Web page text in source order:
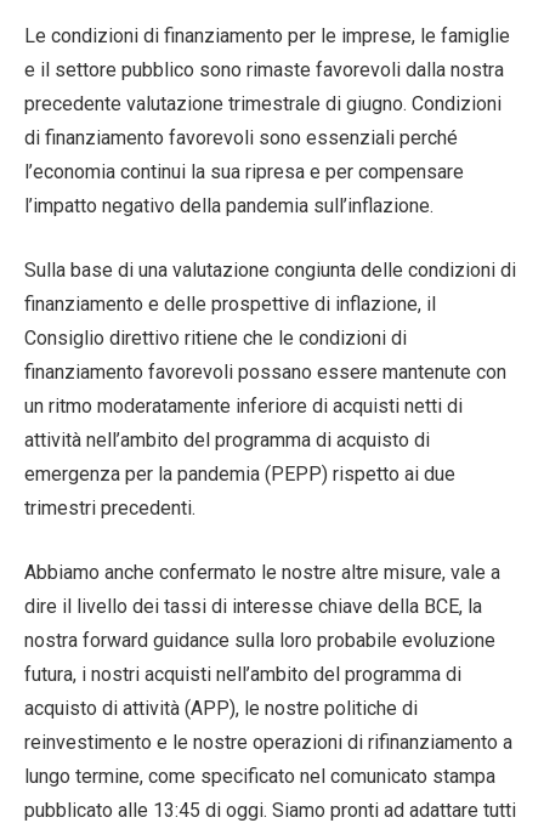
Le condizioni di finanziamento per le imprese, le famiglie
e il settore pubblico sono rimaste favorevoli dalla nostra
precedente valutazione trimestrale di giugno. Condizioni
di finanziamento favorevoli sono essenziali perché
l’economia continui la sua ripresa e per compensare
l’impatto negativo della pandemia sull’inflazione.
Sulla base di una valutazione congiunta delle condizioni di
finanziamento e delle prospettive di inflazione, il
Consiglio direttivo ritiene che le condizioni di
finanziamento favorevoli possano essere mantenute con
un ritmo moderatamente inferiore di acquisti netti di
attività nell’ambito del programma di acquisto di
emergenza per la pandemia (PEPP) rispetto ai due
trimestri precedenti.
Abbiamo anche confermato le nostre altre misure, vale a
dire il livello dei tassi di interesse chiave della BCE, la
nostra forward guidance sulla loro probabile evoluzione
futura, i nostri acquisti nell’ambito del programma di
acquisto di attività (APP), le nostre politiche di
reinvestimento e le nostre operazioni di rifinanziamento a
lungo termine, come specificato nel comunicato stampa
pubblicato alle 13:45 di oggi. Siamo pronti ad adattare tutti